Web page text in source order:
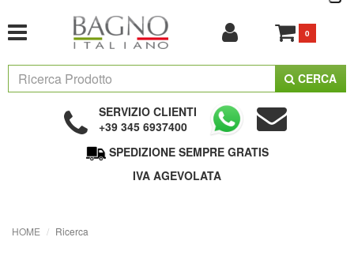
0
CERCA
SERVIZIO CLIENTI
+39 345 6937400
SPEDIZIONE SEMPRE GRATIS
IVA AGEVOLATA
HOME Ricerca